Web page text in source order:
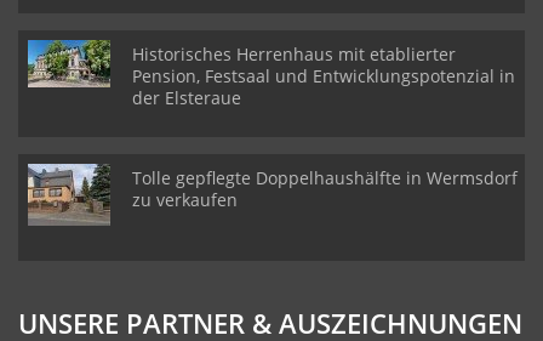
Historisches Herrenhaus mit etablierter
Pension, Festsaal und Entwicklungspotenzial in
der Elsteraue
Tolle gepflegte Doppelhaushälfte in Wermsdorf
zu verkaufen
UNSERE PARTNER & AUSZEICHNUNGEN